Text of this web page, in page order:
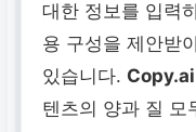
대한 정보를 입력
용 구성을 제안받
있습니다. Copy.ai
텐츠의 양과 질 모